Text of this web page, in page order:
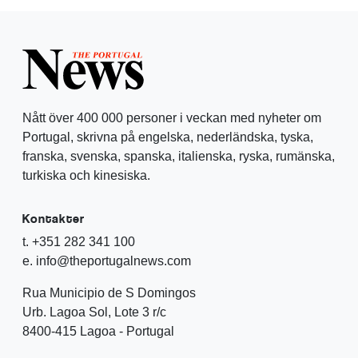
Nått över 400 000 personer i veckan med nyheter om
Portugal, skrivna på engelska, nederländska, tyska,
franska, svenska, spanska, italienska, ryska, rumänska,
turkiska och kinesiska.
Kontakter
t. +351 282 341 100
e. info@theportugalnews.com
Rua Municipio de S Domingos
Urb. Lagoa Sol, Lote 3 r/c
8400-415 Lagoa - Portugal